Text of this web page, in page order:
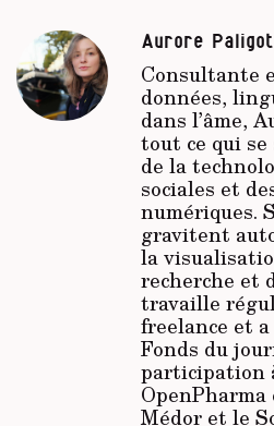
Aurore Paligot
Consultante
données,
dans l’âme,
tout ce qui
de la
sociales et
numériques.
gravitent
la
recherche et
travaille
freelance et
Fonds du
participation
Médor et le